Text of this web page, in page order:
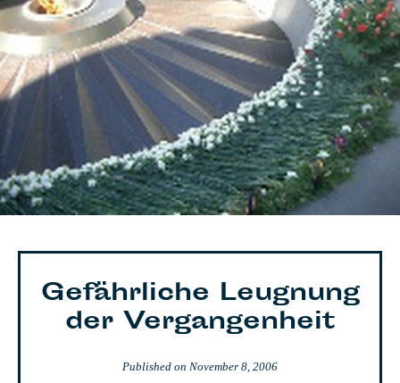
Gefährliche Leugnung
der Vergangenheit
Published on November 8, 2006